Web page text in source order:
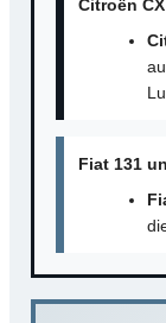
Citroën
Fiat 131